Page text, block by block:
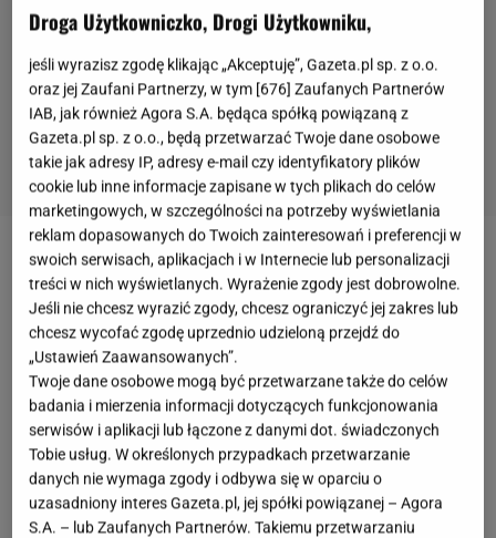
Mariana Arias to argentyńska aktorka, która
popularność i rozpoznawalność w różnych
zakątkach świata zyskała dzięki telenoweli
Zbuntowany anioł".Gwiazda
wyzwanie, ponieważmusiaławcielić się w postać
bezwzględnej, oschłej i wyrafinowanej Andrei, która
robiła wszystko, by zniszczyć miłość głównych
bohaterów. Od emisjiserialuminęło już kilkanaście
lat. Zobaczcie, jak teraz wygląda Mariana,
Droga Użytkowniczko, Drogi Użytkowniku,
jeśli wyrazisz zgodę klikając „Akceptuję”, Gazeta.pl sp. z o.o.
oraz jej Zaufani Partnerzy, w tym [676] Zaufanych Partnerów
IAB, jak również Agora S.A. będąca spółką powiązaną z
Gazeta.pl sp. z o.o., będą przetwarzać Twoje dane osobowe
takie jak adresy IP, adresy e-mail czy identyfikatory plików
cookie lub inne informacje zapisane w tych plikach do celów
marketingowych, w szczególności na potrzeby wyświetlania
reklam dopasowanych do Twoich zainteresowań i preferencji w
swoich serwisach, aplikacjach i w Internecie lub personalizacji
treści w nich wyświetlanych. Wyrażenie zgody jest dobrowolne.
Jeśli nie chcesz wyrazić zgody, chcesz ograniczyć jej zakres lub
chcesz wycofać zgodę uprzednio udzieloną przejdź do
„Ustawień Zaawansowanych”.
Twoje dane osobowe mogą być przetwarzane także do celów
badania i mierzenia informacji dotyczących funkcjonowania
serwisów i aplikacji lub łączone z danymi dot. świadczonych
Tobie usług. W określonych przypadkach przetwarzanie
danych nie wymaga zgody i odbywa się w oparciu o
uzasadniony interes Gazeta.pl, jej spółki powiązanej – Agora
S.A. – lub Zaufanych Partnerów. Takiemu przetwarzaniu